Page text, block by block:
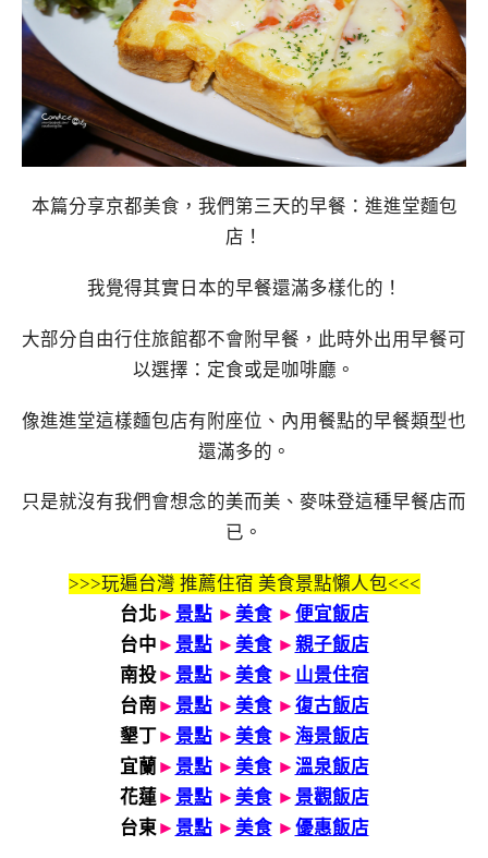
本篇分享京都美食，我們第三天的早餐：進進堂麵包
店！
我覺得其實日本的早餐還滿多樣化的！
大部分自由行住旅館都不會附早餐，此時外出用早餐可
以選擇：定食或是咖啡廳。
像進進堂這樣麵包店有附座位、內用餐點的早餐類型也
還滿多的。
只是就沒有我們會想念的美而美、麥味登這種早餐店而
已。
>>>玩遍台灣 推薦住宿 美食景點懶人包<<<
台北 ► 景點 ► 美食► 便宜飯店
台中 ► 景點 ► 美食► 親子飯店
南投► 景點 ► 美食► 山景住宿
台南► 景點 ► 美食► 復古飯店
墾丁► 景點 ► 美食► 海景飯店
宜蘭 ► 景點 ► 美食► 溫泉飯店
花蓮► 景點 ► 美食► 景觀飯店
台東► 景點 ► 美食► 優惠飯店